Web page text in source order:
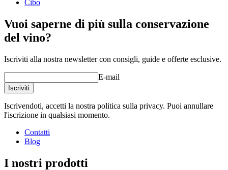
Cibo
Vuoi saperne di più sulla conservazione
del vino?
Iscriviti alla nostra newsletter con consigli, guide e offerte esclusive.
E-mail
Iscriviti
Iscrivendoti, accetti la nostra politica sulla privacy. Puoi annullare
l'iscrizione in qualsiasi momento.
Contatti
Blog
I nostri prodotti